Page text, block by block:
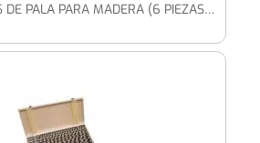
JUEGO DE BROCAS DE PALA PARA MADERA (6 PIEZAS) 13/16/19/20/22/25 X 150 MM